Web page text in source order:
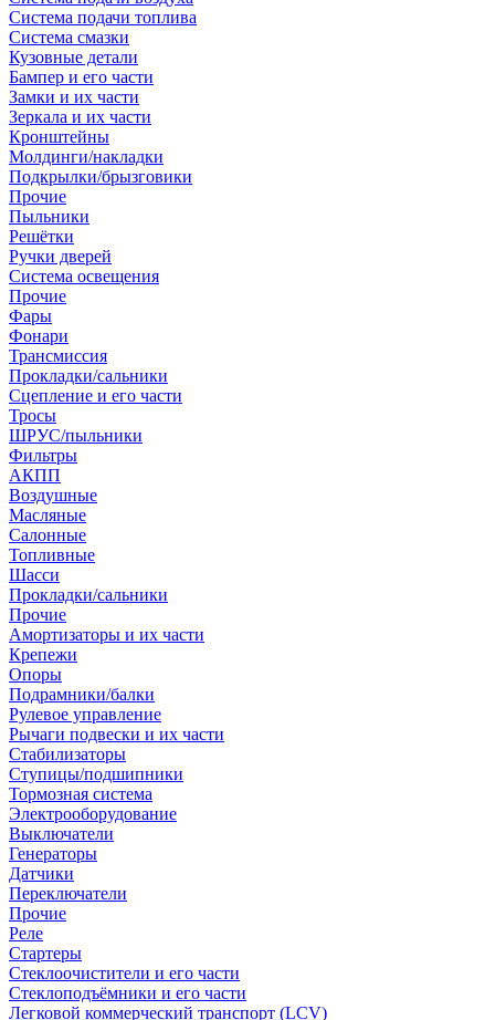
Система подачи топлива
Система смазки
Кузовные детали
Бампер и его части
Замки и их части
Зеркала и их части
Кронштейны
Молдинги/накладки
Подкрылки/брызговики
Прочие
Пыльники
Решётки
Ручки дверей
Система освещения
Прочие
Фары
Фонари
Трансмиссия
Прокладки/сальники
Сцепление и его части
Тросы
ШРУС/пыльники
Фильтры
АКПП
Воздушные
Масляные
Салонные
Топливные
Шасси
Прокладки/сальники
Прочие
Амортизаторы и их части
Крепежи
Опоры
Подрамники/балки
Рулевое управление
Рычаги подвески и их части
Стабилизаторы
Ступицы/подшипники
Тормозная система
Электрооборудование
Выключатели
Генераторы
Датчики
Переключатели
Прочие
Реле
Стартеры
Стеклоочистители и его части
Стеклоподъёмники и его части
Легковой коммерческий транспорт (LCV)